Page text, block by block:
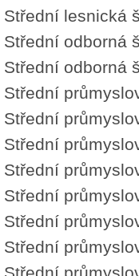
Střední lesnická
Střední odborná
Střední odborná
Střední
Střední
Střední
Střední
Střední
Střední
Střední